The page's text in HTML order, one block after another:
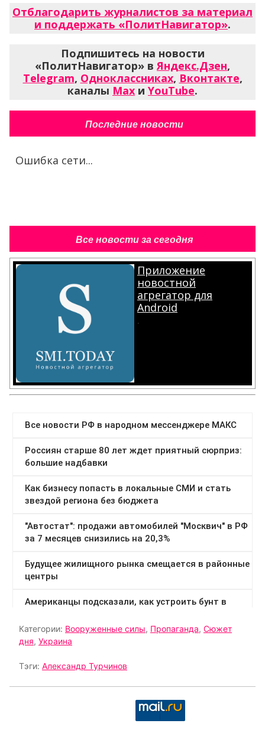
Отблагодарить журналистов за материал
и поддержать «ПолитНавигатор».
Подпишитесь на новости
«ПолитНавигатор» вЯндекс.Дзен,
Telegram, Одноклассниках, Вконтакте,
каналы Max и YouTube.
Последние новости
Ошибка сети...
Все новости за сегодня
Приложение
новостной
агрегатор для
Android
.
Категории: Вооруженные силы, Пропаганда, Сюжет
дня, Украина
Тэги: Александр Турчинов